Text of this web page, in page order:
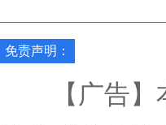
免责声明：
【广告】本